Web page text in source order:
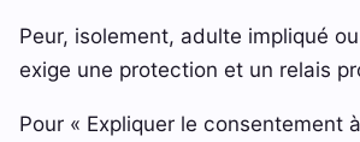
Peur, isolement, adulte impliqué
exige une protection et un relais
Pour « Expliquer le consentement